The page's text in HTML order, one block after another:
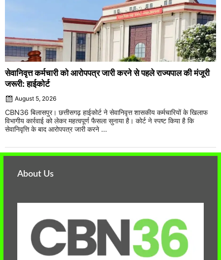
सेवानिवृत्त कर्मचारी को आरोपपत्र जारी करने से पहले राज्यपाल की मंजूरी
जरूरी: हाईकोर्ट
August 5, 2026
CBN36 बिलासपुर। छत्तीसगढ़ हाईकोर्ट ने सेवानिवृत्त शासकीय कर्मचारियों के खिलाफ
विभागीय कार्रवाई को लेकर महत्वपूर्ण फैसला सुनाया है। कोर्ट ने स्पष्ट किया है कि
सेवानिवृत्ति के बाद आरोपपत्र जारी करने ...
About Us